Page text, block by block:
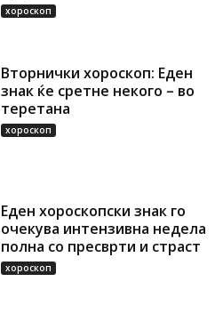
хороскоп
Вторнички хороскоп: Еден
знак ќе сретне некого – во
теретана
хороскоп
Еден хороскопски знак го
очекува интензивна недела
полна со пресврти и страст
хороскоп